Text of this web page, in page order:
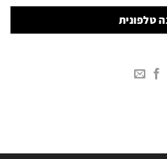
טלפונית